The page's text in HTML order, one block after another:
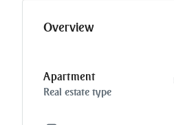
Overview
Apartment
Real estate type